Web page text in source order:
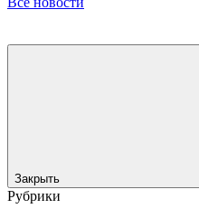
Закрыть
Рубрики